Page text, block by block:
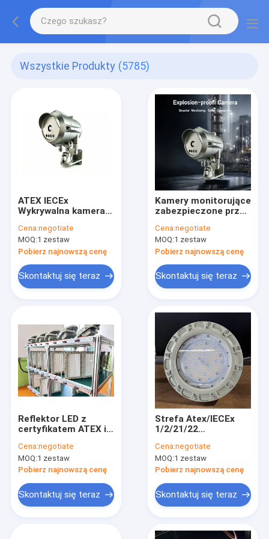
Wszystkie Produkty (5785)
ATEX IECEx
Wykrywalna kamera
bezpieczeństwa ze
stali nierdzewnej dla
niebezpiecznych
obszarów ropy
naftowej i gazu
Cena:negotiate
MOQ:1 zestaw
Pobierz najnowszą cenę
Skontaktuj się teraz
Kamery monitorujące
zabezpieczone przed
przemysłu
naftowego i
gazowego oraz
chemicznego 1/21
Cena:negotiate
MOQ:1 zestaw
Pobierz najnowszą cenę
Skontaktuj się teraz
Reflektor LED z
certyfikatem ATEX i
przeciwwybuchowy,
200 W, do
stosowania w
i gazowym, w
obszarach
Cena:negotiate
MOQ:1 zestaw
Pobierz najnowszą cenę
Skontaktuj się teraz
Strefa Atex/IECEx
1/2/21/22
Ognioodporne
Wysokie światła LED
6000k 150w
Cena:negotiate
MOQ:1 zestaw
Pobierz najnowszą cenę
Skontaktuj się teraz